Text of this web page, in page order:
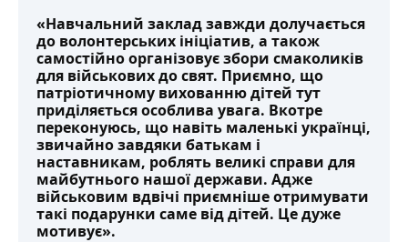
«Навчальний заклад завжди долучається
до волонтерських ініціатив, а також
самостійно організовує збори смаколиків
для військових до свят. Приємно, що
патріотичному вихованню дітей тут
приділяється особлива увага. Вкотре
переконуюсь, що навіть маленькі українці,
звичайно завдяки батькам і
наставникам, роблять великі справи для
майбутнього нашої держави. Адже
військовим вдвічі приємніше отримувати
такі подарунки саме від дітей. Це дуже
мотивує».